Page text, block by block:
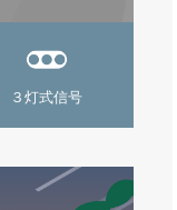
３灯式信号